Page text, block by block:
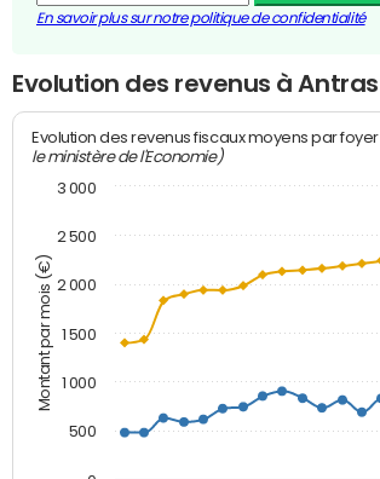
En savoir plus sur notre politique de confidentialité
Evolution des revenus à Antras
Montant par mois (€)
Evolution des revenus fiscaux moyens par foyer
le ministère de l'Economie)
500
1 000
1 500
2 000
2 500
3 000